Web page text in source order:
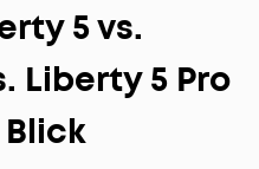
5 vs.
Liberty 5 Pro